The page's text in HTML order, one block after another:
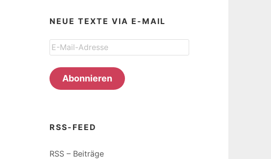
NEUE TEXTE VIA E-MAIL
E-
Mail-
Adresse
Abonnieren
RSS-FEED
RSS – Beiträge